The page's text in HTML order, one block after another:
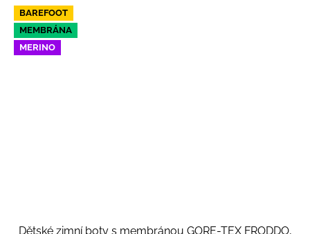
BAREFOOT
MEMBRÁNA
MERINO
Dětské zimní boty s membránou GORE-TEX FRODDO,